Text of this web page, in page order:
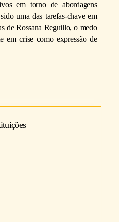
em torno de abordagens
uma das tarefas-chave em
de Rossana Reguillo, o medo
em crise como expressão de